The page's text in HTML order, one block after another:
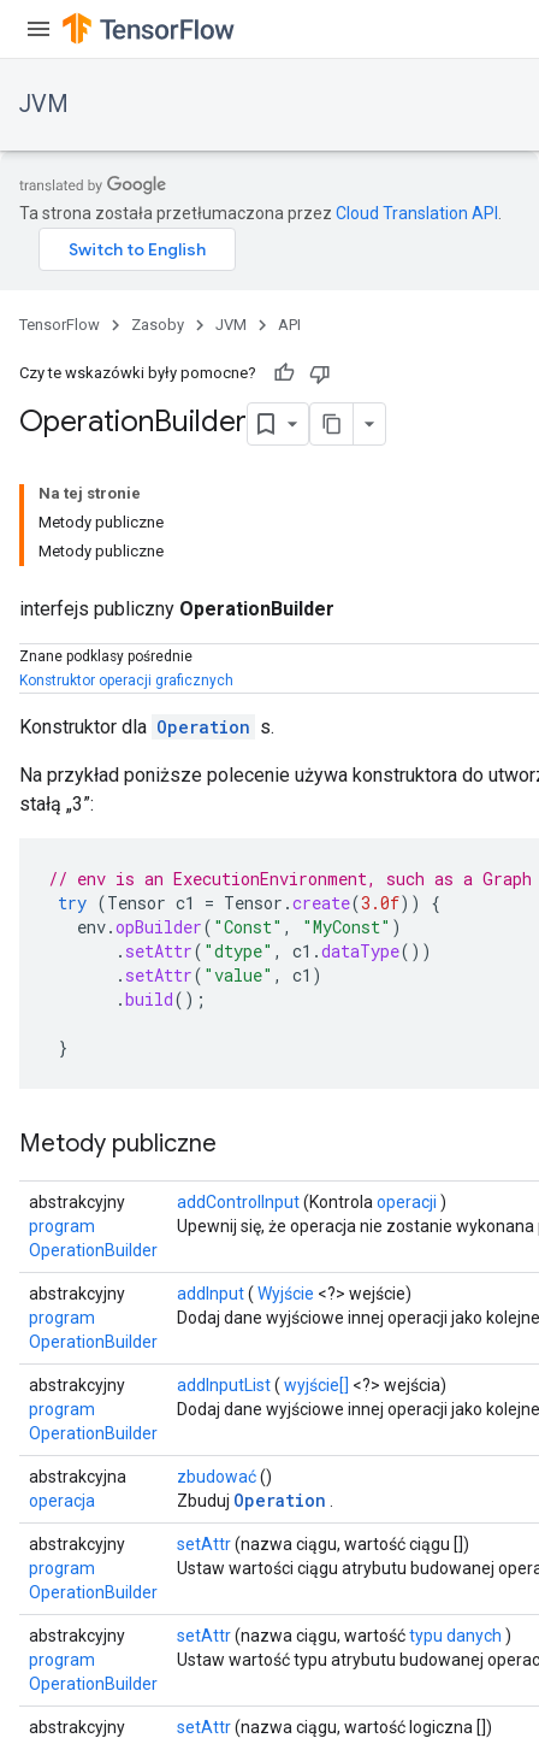
JVM
Ta strona została przetłumaczona przez Cloud Translation API
TensorFlow Zasoby JVM API
Czy te wskazówki były pomocne?
OperationBuilder
Na tej stronie
Metody publiczne
Metody publiczne
interfejs publiczny OperationBuilder
Znane podklasy pośrednie
Konstruktor operacji graficznych
Konstruktor dla Operation s.
Na przykład poniższe polecenie używa konstruktora do
stałą „3”:
// env is an ExecutionEnvironment, such as a
try (Tensor c1 = Tensor .create(3.0f))
{
env.opBuilder( "Const" , "MyConst" )
. setAttr( "dtype" , c1 .dataType())
. setAttr( "value" , c1 )
.build();
}
Metody publiczne
abstrakcyjny
program
OperationBuilder
addControlInput(Kontrola operacji )
Upewnij się, że operacja nie zostanie
abstrakcyjny
program
OperationBuilder
addInput( Wyjście <?> wejście)
Dodaj dane wyjściowe innej operacji jako
abstrakcyjny
program
OperationBuilder
addInputList( wyjście[] <?> wejścia)
Dodaj dane wyjściowe innej operacji jako
abstrakcyjna
operacja
zbudować()
Zbuduj Operation
abstrakcyjny
program
OperationBuilder
setAttr(nazwa ciągu, wartość ciągu [])
Ustaw wartości ciągu atrybutu budowanej
abstrakcyjny
program
OperationBuilder
setAttr(nazwa ciągu, wartośćtypu danych )
Ustaw wartość typu atrybutu budowanej
abstrakcyjny
setAttr(nazwa ciągu, wartość logiczna [])